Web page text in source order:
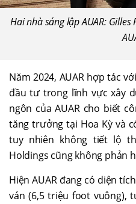
Hai nhà sáng lập AUAR:
Năm 2024, AUAR hợp tác
đầu tư trong lĩnh vực xây
ngôn của AUAR cho biết
tăng trưởng tại Hoa Kỳ và
tuy nhiên không tiết lộ
Holdings cũng không phản
Hiện AUAR đang có diện
ván (6,5 triệu foot vuông),